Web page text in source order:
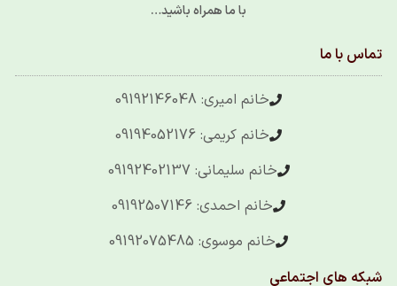
با ما همراه باشید…
تماس با ما
خانم امیری: 09192146048
خانم کریمی: 09194052176
خانم سلیمانی: 09192402137
خانم احمدی: 09192507146
خانم موسوی: 09192075485
شبکه های اجتماعی